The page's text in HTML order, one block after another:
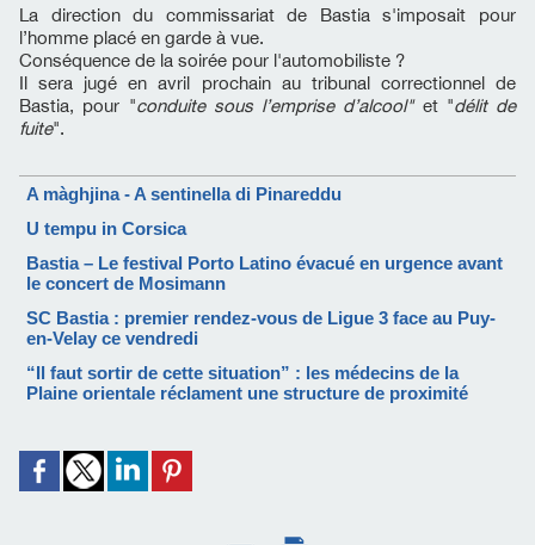
La direction du commissariat de Bastia s'imposait pour
l’homme placé en garde à vue.
Conséquence de la soirée pour l'automobiliste ?
Il sera jugé en avril prochain au tribunal correctionnel de
Bastia, pour "conduite sous l’emprise d’alcool"et "délit de
fuite".
A màghjina - A sentinella di Pinareddu
U tempu in Corsica
Bastia – Le festival Porto Latino évacué en urgence avant
le concert de Mosimann
SC Bastia : premier rendez-vous de Ligue 3 face au Puy-
en-Velay ce vendredi
“Il faut sortir de cette situation” : les médecins de la
Plaine orientale réclament une structure de proximité